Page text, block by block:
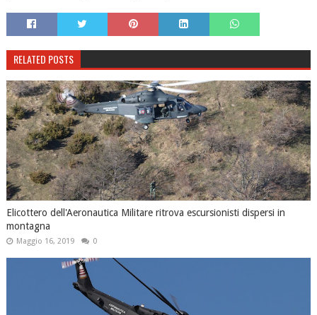
RELATED POSTS
Elicottero dell'Aeronautica Militare ritrova escursionisti dispersi in
montagna
Maggio 16, 2019 0